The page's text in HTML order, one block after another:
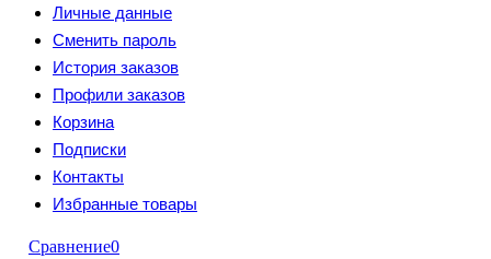
Личные данные
Сменить пароль
История заказов
Профили заказов
Корзина
Подписки
Контакты
Избранные товары
Сравнение0